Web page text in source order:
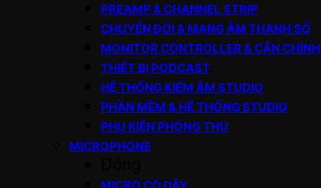
PREAMP & CHANNEL STRIP
CHUYỂN ĐỔI & MẠNG ÂM THANH SỐ
MONITOR CONTROLLER & CÂN CHỈNH
THIẾT BỊ PODCAST
HỆ THỐNG KIỂM ÂM STUDIO
PHẦN MỀM & HỆ THỐNG STUDIO
PHỤ KIỆN PHÒNG THU
MICROPHONE